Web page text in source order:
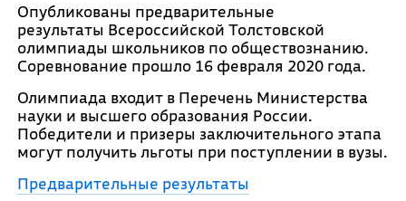
Опубликованы предварительные
результаты Всероссийской Толстовской
олимпиады школьников по обществознанию.
Соревнование прошло 16 февраля 2020 года.
Олимпиада входит в Перечень Министерства
науки и высшего образования России.
Победители и призеры заключительного этапа
могут получить льготы при поступлении в вузы.
Предварительные результаты